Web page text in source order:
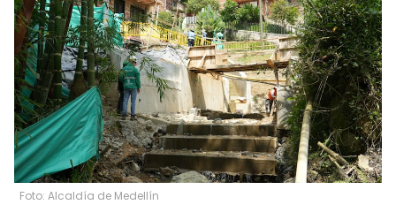
Foto: Alcaldía de Medellín